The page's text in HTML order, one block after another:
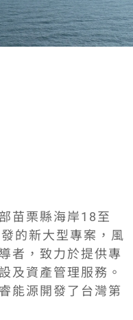
苗栗縣海岸18至
的新大型專案，風
者，致力於提供專
及資產管理服務。
能源開發了台灣第